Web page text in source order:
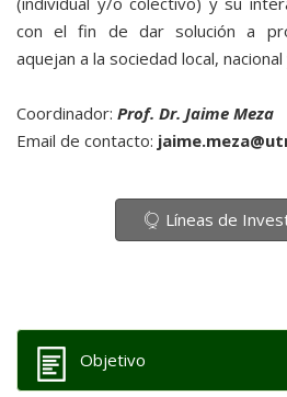
con el fin de dar solución a
aquejan a la sociedad local,
Coordinador: Prof. Dr. Jaime Meza
Email de contacto:
Líneas de
Objetivo